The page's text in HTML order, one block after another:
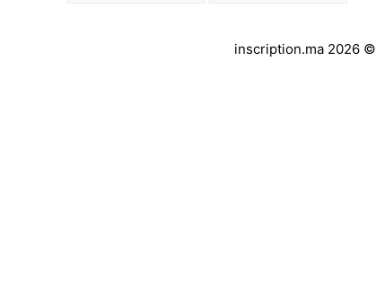
inscription.ma 2026 ©